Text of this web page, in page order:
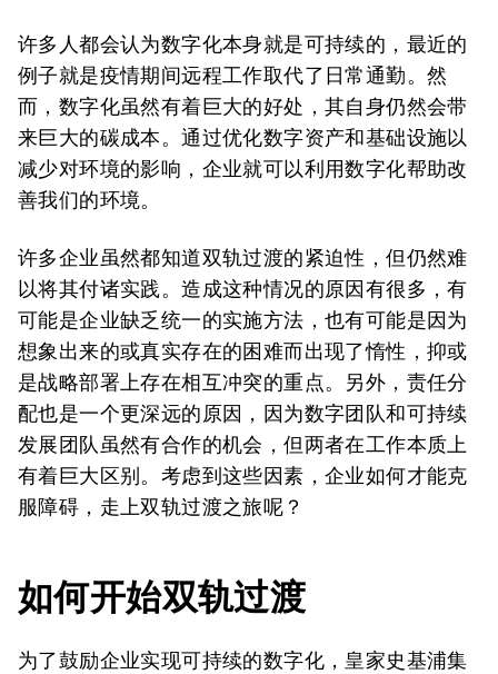
许多人都会认为数字化本身就是可持续的，最近的
例子就是疫情期间远程工作取代了日常通勤。然
而，数字化虽然有着巨大的好处，其自身仍然会带
来巨大的碳成本。通过优化数字资产和基础设施以
减少对环境的影响，企业就可以利用数字化帮助改
善我们的环境。
许多企业虽然都知道双轨过渡的紧迫性，但仍然难
以将其付诸实践。造成这种情况的原因有很多，有
可能是企业缺乏统一的实施方法，也有可能是因为
想象出来的或真实存在的困难而出现了惰性，抑或
是战略部署上存在相互冲突的重点。另外，责任分
配也是一个更深远的原因，因为数字团队和可持续
发展团队虽然有合作的机会，但两者在工作本质上
有着巨大区别。考虑到这些因素，企业如何才能克
服障碍，走上双轨过渡之旅呢？
如何开始双轨过渡
为了鼓励企业实现可持续的数字化，皇家史基浦集